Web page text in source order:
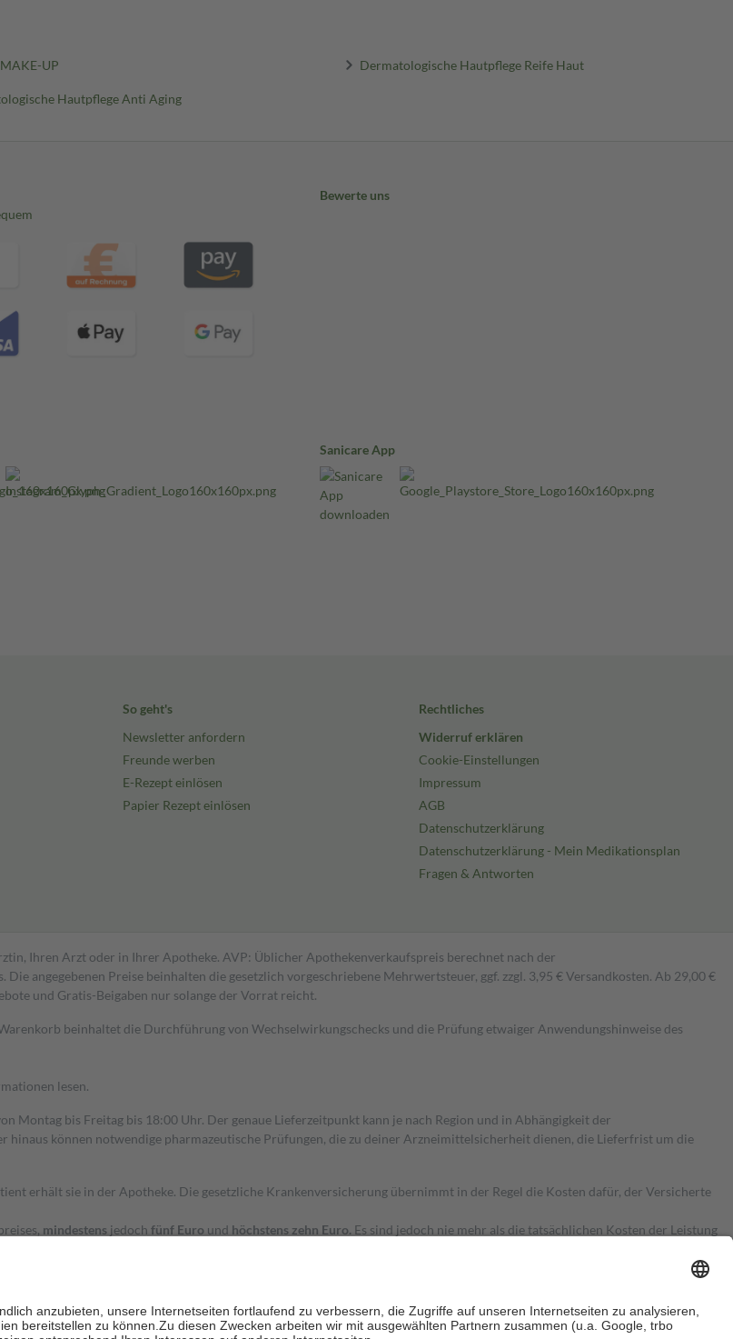
UP Dermatologische Hautpflege Reife Haut
Hautpflege Anti Aging
Bewerte uns
Sanicare App
So geht's
Newsletter anfordern
Freunde werben
E-Rezept einlösen
Papier Rezept einlösen
Rechtliches
Widerruf erklären
Cookie-Einstellungen
Impressum
AGB
Datenschutzerklärung
Datenschutzerklärung - Mein Medikationsplan
Fragen & Antworten
Ihren Arzt oder in Ihrer Apotheke. AVP: Üblicher Apothekenverkaufspreis berechnet nach der
angegebenen Preise beinhalten die gesetzlich vorgeschriebene Mehrwertsteuer, ggf. zzgl. 3,95 € Versandkosten. Ab 29,00 €
und Gratis-Beigaben nur solange der Vorrat reicht.
beinhaltet die Durchführung von Wechselwirkungschecks und die Prüfung etwaiger Anwendungshinweise des
lesen.
Montag bis Freitag bis 18:00 Uhr. Der genaue Lieferzeitpunkt kann je nach Region und in Abhängigkeit der
können notwendige pharmazeutische Prüfungen, die zu deiner Arzneimittelsicherheit dienen, die Lieferfrist um die
erhält sie in der Apotheke. Die gesetzliche Krankenversicherung übernimmt in der Regel die Kosten dafür, der Versicherte
mindestens jedoch fünf Euro und höchstens zehn Euro. Es sind jedoch nie mehr als die tatsächlichen Kosten der Leistung
Stellung der Familie zu unterstützen, fallenkeine Zuzahlungen an bei: